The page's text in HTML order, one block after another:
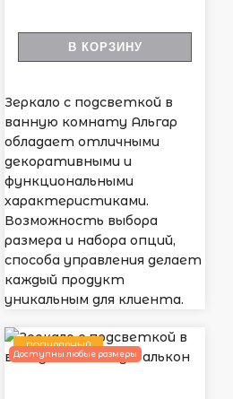
В КОРЗИНУ
Зеркало с подсветкой в
ванную комнату Альгар
обладает отличными
декоративными и
функциональными
характеристиками.
Возможность выбора
размера и набора опций,
способа управления делает
каждый продукт
уникальным для клиента.
ПОПУЛЯРНЫЙ
Доступны любые размеры